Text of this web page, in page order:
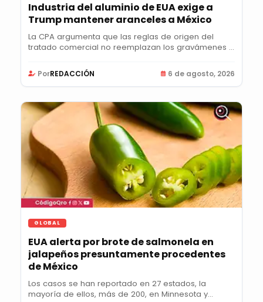
Industria del aluminio de EUA exige a
Trump mantener aranceles a México
La CPA argumenta que las reglas de origen del
tratado comercial no reemplazan los gravámenes y
PorREDACCIÓN 6 de agosto, 2026
GLOBAL
EUA alerta por brote de salmonela en
jalapeños presuntamente procedentes
de México
Los casos se han reportado en 27 estados, la
mayoría de ellos, más de 200, en Minnesota y